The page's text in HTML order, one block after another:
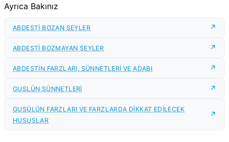
Ayrıca Bakınız
ABDESTİ BOZAN ŞEYLER
ABDESTİ BOZMAYAN ŞEYLER
ABDESTİN FARZLARI, SÜNNETLERİ VE ADABI
GUSLÜN SÜNNETLERİ
GUSÜLÜN FARZLARI VE FARZLARDA DİKKAT EDİLECEK
HUSUSLAR